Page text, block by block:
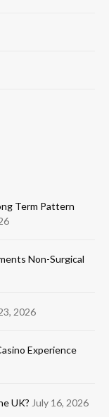
Term Pattern
Non-Surgical
2026
Experience
UK? July 16, 2026